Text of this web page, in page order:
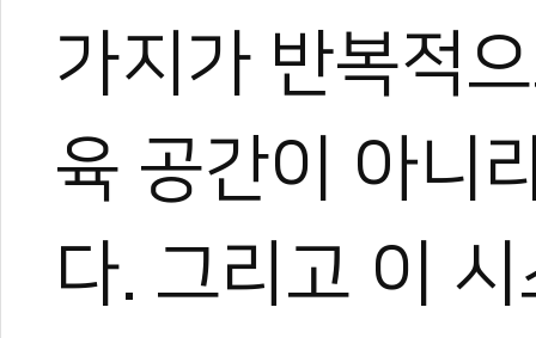
가지가 반복적
육 공간이 아니
다. 그리고 이